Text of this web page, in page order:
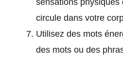
circule dans votre
Utilisez des mots
des mots ou des